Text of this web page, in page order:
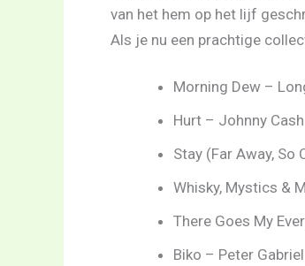
van het hem op het lijf
Als je nu een prachtige
Morning Dew –
Hurt – Johnny Cash
Stay (Far Away, So
Whisky, Mystics &
There Goes My
Biko – Peter Gabriel